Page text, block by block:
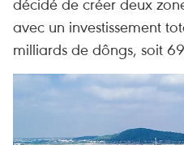
avec un investissement
milliards de dôngs, soit